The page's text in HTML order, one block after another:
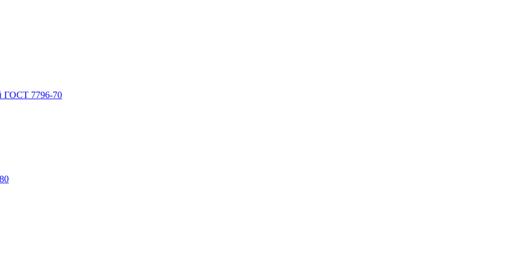
ГОСТ 7796-70